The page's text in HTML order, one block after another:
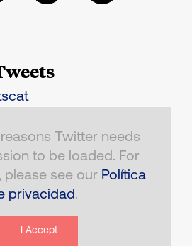
Twitter needs
to be loaded. For
please see our Política
privacidad.
I Accept